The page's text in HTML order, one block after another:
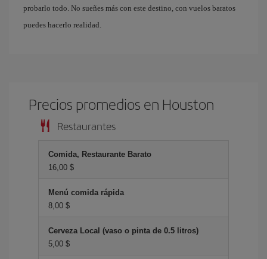
probarlo todo. No sueñes más con este destino, con vuelos baratos
puedes hacerlo realidad.
Precios promedios en Houston
Restaurantes
Comida, Restaurante Barato
16,00 $
Menú comida rápida
8,00 $
Cerveza Local (vaso o pinta de 0.5 litros)
5,00 $